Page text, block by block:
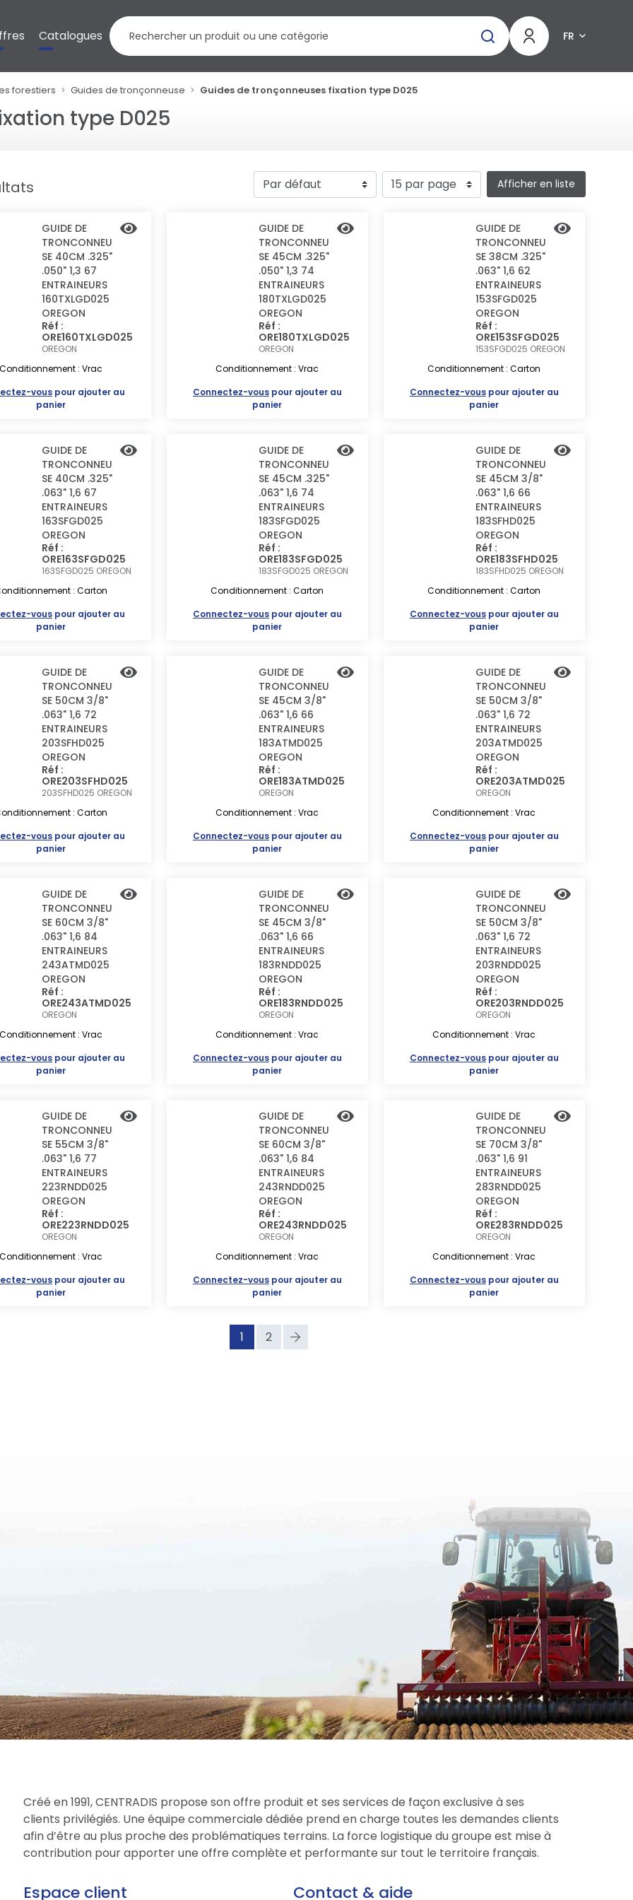
Catalogues FR
forestiers Guides de tronçonneuse Guides de tronçonneuses fixation type D025
type D025
Afficher en liste
GUIDE DE
TRONCONNEU
SE 40CM .325"
.050" 1,3 67
ENTRAINEURS
160TXLGD025
OREGON
Réf :
ORE160TXLGD025
OREGON
: Vrac
vous pour ajouter au
panier
GUIDE DE
TRONCONNEU
SE 45CM .325"
.050" 1,3 74
ENTRAINEURS
180TXLGD025
OREGON
Réf :
ORE180TXLGD025
OREGON
Conditionnement : Vrac
Connectez-vouspour ajouter au
panier
GUIDE DE
TRONCONNEU
SE 38CM .325"
.063" 1,6 62
ENTRAINEURS
153SFGD025
OREGON
Réf :
ORE153SFGD025
153SFGD025 OREGON
Conditionnement : Carton
Connectez-vouspour ajouter au
panier
GUIDE DE
TRONCONNEU
SE 40CM .325"
.063" 1,6 67
ENTRAINEURS
163SFGD025
OREGON
Réf :
ORE163SFGD025
163SFGD025 OREGON
: Carton
vous pour ajouter au
panier
GUIDE DE
TRONCONNEU
SE 45CM .325"
.063" 1,6 74
ENTRAINEURS
183SFGD025
OREGON
Réf :
ORE183SFGD025
183SFGD025 OREGON
Conditionnement : Carton
Connectez-vouspour ajouter au
panier
GUIDE DE
TRONCONNEU
SE 45CM 3/8"
.063" 1,6 66
ENTRAINEURS
183SFHD025
OREGON
Réf :
ORE183SFHD025
183SFHD025 OREGON
Conditionnement : Carton
Connectez-vouspour ajouter au
panier
GUIDE DE
TRONCONNEU
SE 50CM 3/8"
.063" 1,6 72
ENTRAINEURS
203SFHD025
OREGON
Réf :
ORE203SFHD025
203SFHD025 OREGON
: Carton
vous pour ajouter au
panier
GUIDE DE
TRONCONNEU
SE 45CM 3/8"
.063" 1,6 66
ENTRAINEURS
183ATMD025
OREGON
Réf :
ORE183ATMD025
OREGON
Conditionnement : Vrac
Connectez-vouspour ajouter au
panier
GUIDE DE
TRONCONNEU
SE 50CM 3/8"
.063" 1,6 72
ENTRAINEURS
203ATMD025
OREGON
Réf :
ORE203ATMD025
OREGON
Conditionnement : Vrac
Connectez-vouspour ajouter au
panier
GUIDE DE
TRONCONNEU
SE 60CM 3/8"
.063" 1,6 84
ENTRAINEURS
243ATMD025
OREGON
Réf :
ORE243ATMD025
OREGON
: Vrac
vous pour ajouter au
panier
GUIDE DE
TRONCONNEU
SE 45CM 3/8"
.063" 1,6 66
ENTRAINEURS
183RNDD025
OREGON
Réf :
ORE183RNDD025
OREGON
Conditionnement : Vrac
Connectez-vouspour ajouter au
panier
GUIDE DE
TRONCONNEU
SE 50CM 3/8"
.063" 1,6 72
ENTRAINEURS
203RNDD025
OREGON
Réf :
ORE203RNDD025
OREGON
Conditionnement : Vrac
Connectez-vouspour ajouter au
panier
GUIDE DE
TRONCONNEU
SE 55CM 3/8"
.063" 1,6 77
ENTRAINEURS
223RNDD025
OREGON
Réf :
ORE223RNDD025
OREGON
: Vrac
vous pour ajouter au
panier
GUIDE DE
TRONCONNEU
SE 60CM 3/8"
.063" 1,6 84
ENTRAINEURS
243RNDD025
OREGON
Réf :
ORE243RNDD025
OREGON
Conditionnement : Vrac
Connectez-vouspour ajouter au
panier
GUIDE DE
TRONCONNEU
SE 70CM 3/8"
.063" 1,6 91
ENTRAINEURS
283RNDD025
OREGON
Réf :
ORE283RNDD025
OREGON
Conditionnement : Vrac
Connectez-vouspour ajouter au
panier
1 2
Créé en 1991, CENTRADIS propose son offre produit et ses services de façon exclusive à ses
clients privilégiés. Une équipe commerciale dédiée prend en charge toutes les demandes clients
afin d’être au plus proche des problématiques terrains. La force logistique du groupe est mise à
contribution pour apporter une offre complète et performante sur tout le territoire français.
Espace client Contact & aide